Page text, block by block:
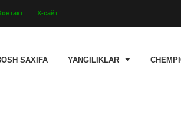
Х-сайт
SAXIFA YANGILIKLAR